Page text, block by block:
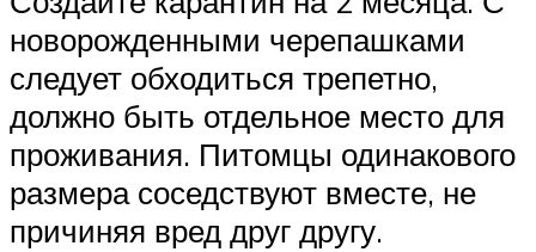
новорожденными черепашками
следует обходиться трепетно,
должно быть отдельное место для
проживания. Питомцы одинакового
размера соседствуют вместе, не
причиняя вред друг другу.